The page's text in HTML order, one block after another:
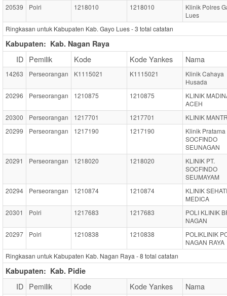
20539
Polri 1218010 1218010
Klinik Polres
Lues
Ringkasan untuk Kabupaten Kab. Gayo Lues -3 total catatan
Kabupaten: Kab. Nagan Raya
ID Pemilik Kode Kode Yankes Nama
14263 Perseorangan K1115021 K1115021
Klinik Cahaya
Husada
20296
Perseorangan 1210875 1210875
KLINIK
ACEH
20300
Perseorangan 1217701 1217701
KLINIK
20299
Perseorangan 1217190 1217190
Klinik Pratama
SOCFINDO
SEUNAGAN
20291
Perseorangan 1218020 1218020
KLINIK PT.
SOCFINDO
SEUMAYAM
20294
Perseorangan 1210874 1210874
KLINIK SEHATI
MEDICA
20301
Polri 1217683 1217683
POLI KLINIK
NAGAN
20297
Polri 1210838 1210838
POLIKLINIK
NAGAN RAYA
Ringkasan untuk Kabupaten Kab. Nagan Raya -8 total catatan
Kabupaten: Kab. Pidie
ID Pemilik Kode Kode Yankes Nama